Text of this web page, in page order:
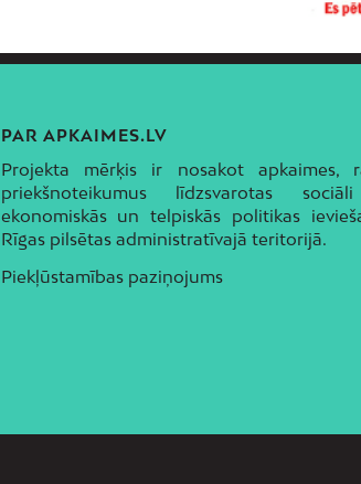
PAR APKAIMES.LV
Projekta mērķis ir nosakot apkaimes,
priekšnoteikumus līdzsvarotas
ekonomiskās un telpiskās politikas
Rīgas pilsētas administratīvajā teritorijā.
Piekļūstamības paziņojums